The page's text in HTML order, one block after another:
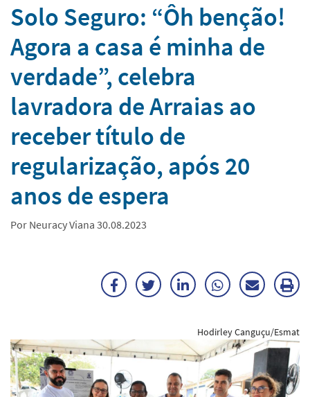
Notícias
Solo Seguro: “Ôh benção!
Agora a casa é minha de
verdade”, celebra
lavradora de Arraias ao
receber título de
regularização, após 20
anos de espera
Por Neuracy Viana 30.08.2023
FacebookTwitterLinkedInWhatsApp
Enviar
E-
mail
Hodirley Canguçu/Esmat